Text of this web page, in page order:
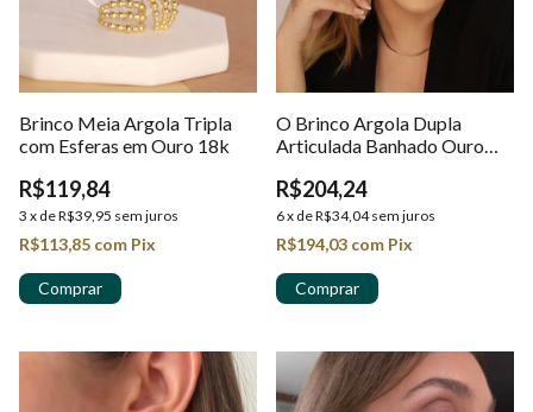
Brinco Meia Argola Tripla
com Esferas em Ouro 18k
R$119,84
3 x deR$39,95 sem juros
R$113,85 com Pix
O Brinco Argola Dupla
Articulada Banhado Ouro
R$204,24
6x deR$34,04 sem juros
R$194,03 com Pix